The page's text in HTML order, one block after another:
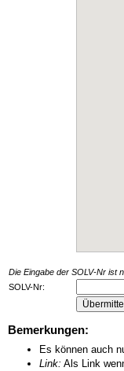
Die Eingabe der SOLV-Nr ist
SOLV-Nr:
Bemerkungen:
Es können auch
Link: Als Link